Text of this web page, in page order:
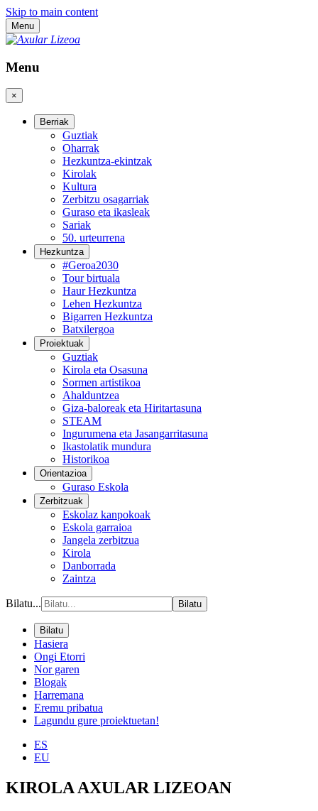
Skip to main content
Menu
Menu
×
Berriak
Guztiak
Oharrak
Hezkuntza-ekintzak
Kirolak
Kultura
Zerbitzu osagarriak
Guraso eta ikasleak
Sariak
50. urteurrena
Hezkuntza
#Geroa2030
Tour birtuala
Haur Hezkuntza
Lehen Hezkuntza
Bigarren Hezkuntza
Batxilergoa
Proiektuak
Guztiak
Kirola eta Osasuna
Sormen artistikoa
Ahalduntzea
Giza-baloreak eta Hiritartasuna
STEAM
Ingurumena eta Jasangarritasuna
Ikastolatik mundura
Historikoa
Orientazioa
Guraso Eskola
Zerbitzuak
Eskolaz kanpokoak
Eskola garraioa
Jangela zerbitzua
Kirola
Danborrada
Zaintza
Bilatu... Bilatu
Bilatu
Hasiera
Ongi Etorri
Nor garen
Blogak
Harremana
Eremu pribatua
Lagundu gure proiektuetan!
ES
EU
KIROLA AXULAR LIZEOAN